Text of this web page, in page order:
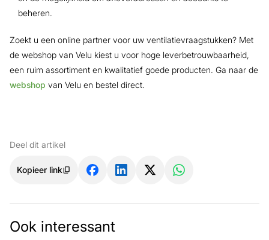
beheren.
Zoekt u een online partner voor uw ventilatievraagstukken? Met
de webshop van Velu kiest u voor hoge leverbetrouwbaarheid,
een ruim assortiment en kwalitatief goede producten. Ga naar de
webshop van Velu en bestel direct.
Deel dit artikel
Kopieer link
Ook interessant